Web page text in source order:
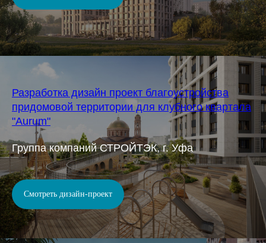
Разработка дизайн проект благоустройства
придомовой территории для клубного квартала
"Aurum"
Группа компаний СТРОЙТЭК, г. Уфа
Смотреть дизайн-проект